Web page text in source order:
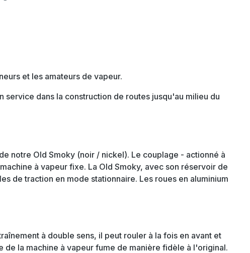
et les amateurs de vapeur.
dans la construction de routes jusqu'au milieu du
notre Old Smoky (noir / nickel). Le couplage - actionné à
à vapeur fixe. La Old Smoky, avec son réservoir de
de traction en mode stationnaire. Les roues en aluminium
à double sens, il peut rouler à la fois en avant et
la machine à vapeur fume de manière fidèle à l'original.